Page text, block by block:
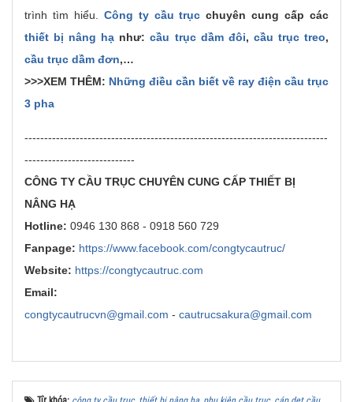
trình tìm hiểu. Công ty cầu trục chuyên cung cấp các
thiết bị nâng hạ như:cầu trục dầm đôi, cầu trục treo,
cầu trục dầm đơn,…
>>>XEM THÊM: Những điều cần biết về ray điện cầu trục
3 pha
-----------------------------------------------------------------------------
----------------------------
CÔNG TY CẦU TRỤC CHUYÊN CUNG CẤP THIẾT BỊ
NÂNG HẠ
Hotline: 0946 130 868 - 0918 560 729
Fanpage: https://www.facebook.com/congtycautruc/
Website: https://congtycautruc.com
Email:
congtycautrucvn@gmail.com - cautrucsakura@gmail.com